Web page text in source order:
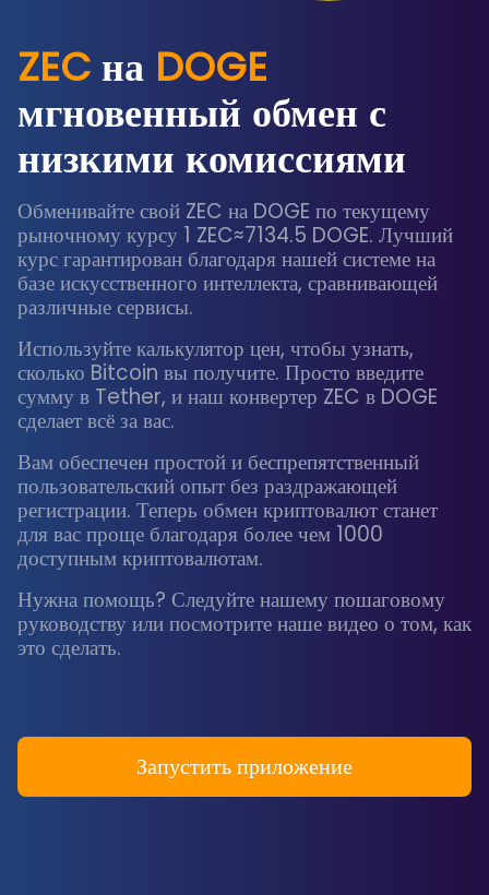
ZEC на DOGE
мгновенный обмен с
низкими комиссиями
Обменивайте свой ZEC на DOGE по текущему
рыночному курсу 1 ZEC≈7134.5 DOGE. Лучший
курс гарантирован благодаря нашей системе на
базе искусственного интеллекта, сравнивающей
различные сервисы.
Используйте калькулятор цен, чтобы узнать,
сколько Bitcoin вы получите. Просто введите
сумму в Tether, и наш конвертер ZEC в DOGE
сделает всё за вас.
Вам обеспечен простой и беспрепятственный
пользовательский опыт без раздражающей
регистрации. Теперь обмен криптовалют станет
для вас проще благодаря более чем 1000
доступным криптовалютам.
Нужна помощь? Следуйте нашему пошаговому
руководству или посмотрите наше видео о том, как
это сделать.
Запустить приложение